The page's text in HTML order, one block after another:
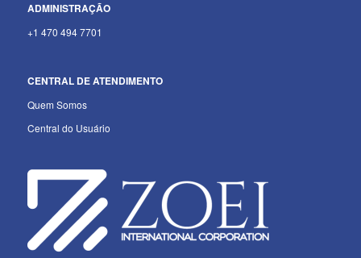
ADMINISTRAÇÃO
+1 470 494 7701
CENTRAL DE ATENDIMENTO
Quem Somos
Central do Usuário